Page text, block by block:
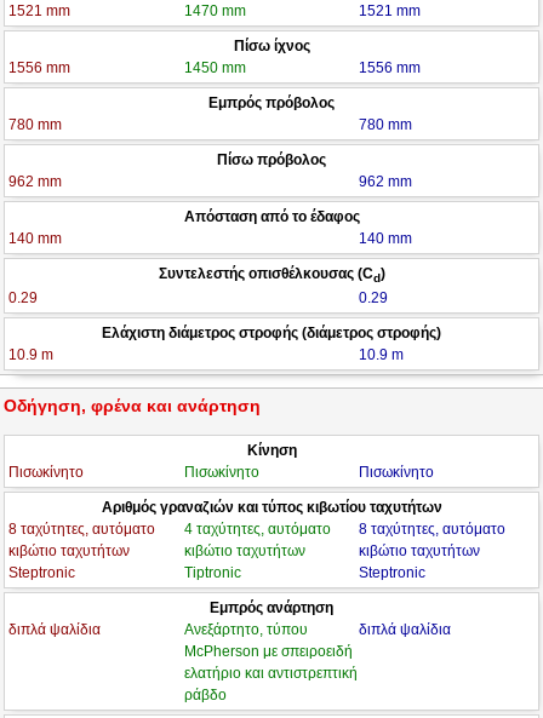
1521 mm
1470 mm 1521 mm
Πίσω ίχνος
1556 mm
1450 mm 1556 mm
Εμπρός πρόβολος
780 mm
780 mm
Πίσω πρόβολος
962 mm
962 mm
Απόσταση από το έδαφος
140 mm
140 mm
Συντελεστής οπισθέλκουσας (Cd)
0.29
0.29
Ελάχιστη διάμετρος στροφής (διάμετρος στροφής)
10.9 m
10.9 m
Οδήγηση, φρένα και ανάρτηση
Κίνηση
Πισωκίνητο
Πισωκίνητο Πισωκίνητο
Αριθμός γραναζιών και τύπος κιβωτίου ταχυτήτων
8 ταχύτητες, αυτόματο
κιβώτιο ταχυτήτων
Steptronic
4 ταχύτητες, αυτόματο
κιβώτιο ταχυτήτων
Tiptronic
8 ταχύτητες, αυτόματο
κιβώτιο ταχυτήτων
Steptronic
Εμπρός ανάρτηση
διπλά ψαλίδια
Ανεξάρτητο, τύπου
McPherson με σπειροειδή
ελατήριο και αντιστρεπτική
ράβδο
διπλά ψαλίδια